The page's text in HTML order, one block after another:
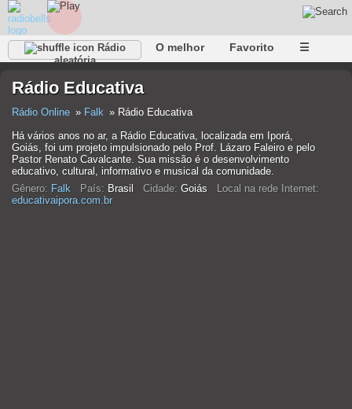
Rádio
aleatória
O melhor Favorito ☰
Rádio Educativa
Rádio Online Falk
Rádio Educativa
Há vários anos no ar, a Rádio Educativa, localizada em Iporá,
Goiás, foi um projeto impulsionado pelo Prof. Lázaro Faleiro e pelo
Pastor Renato Cavalcante. Sua missão é o desenvolvimento
educativo, cultural, informativo e musical da comunidade.
Gênero: Falk País: Brasil Cidade: Goiás
Local na rede Internet:
educativaipora.com.br